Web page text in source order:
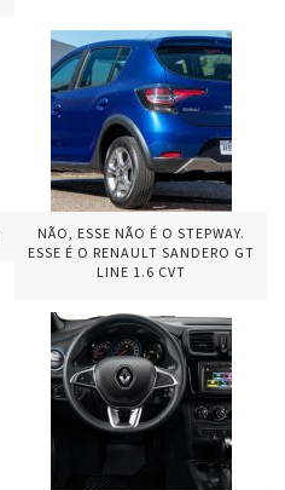
NÃO, ESSE NÃO É O STEPWAY.
ESSE É O RENAULT SANDERO GT
LINE 1.6 CVT